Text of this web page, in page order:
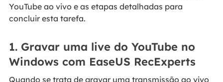
YouTube ao vivo e as etapas detalhadas para
concluir esta tarefa.
1. Gravar uma live do YouTube no
Windows com EaseUS RecExperts
Quando se trata de gravar uma transmissão ao vivo